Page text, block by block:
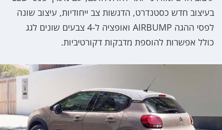
בעיצוב חדש כסטנדרט, הדגשות צב ייחודיות, עיצוב שונה
לפסי ההגה AIRBUMP ואופציה ל-4 צבעים שונים לגג
כולל אפשרות להוספת מדבקות דקורטיביות.